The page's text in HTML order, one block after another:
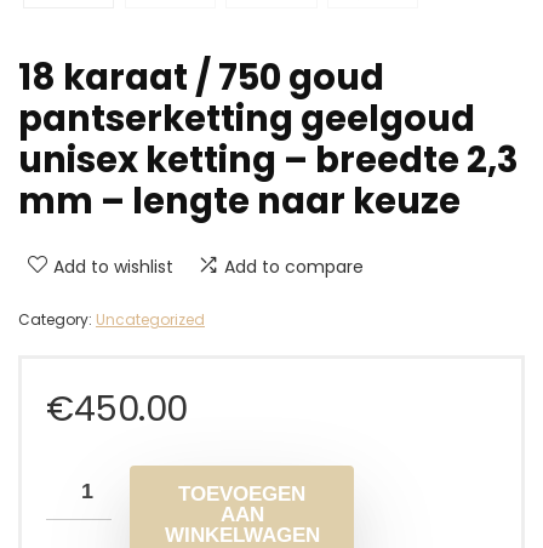
18 karaat / 750 goud
pantserketting geelgoud
unisex ketting – breedte 2,3
mm – lengte naar keuze
Add to wishlist Add to compare
Category: Uncategorized
€450.00
TOEVOEGEN
AAN
WINKELWAGEN